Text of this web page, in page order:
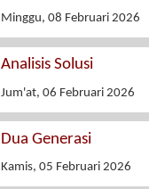
Minggu, 08 Februari 2026
Analisis Solusi
Jum'at, 06 Februari 2026
Dua Generasi
Kamis, 05 Februari 2026